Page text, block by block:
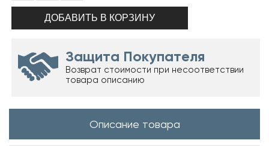
Защита Покупателя
Возврат стоимости при несоответствии
товара описанию
Описание товара